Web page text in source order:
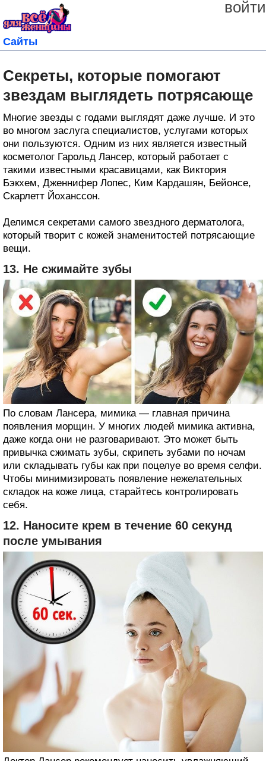
войти
Сайты
Секреты, которые помогают
звездам выглядеть потрясающе
Многие звезды с годами выглядят даже лучше. И это
во многом заслуга специалистов, услугами которых
они пользуются. Одним из них является известный
косметолог Гарольд Лансер, который работает с
такими известными красавицами, как Виктория
Бэкхем, Дженнифер Лопес, Ким Кардашян, Бейонсе,
Скарлетт Йоханссон.
Делимся секретами самого звездного дерматолога,
который творит с кожей знаменитостей потрясающие
вещи.
13. Не сжимайте зубы
По словам Лансера, мимика — главная причина
появления морщин. У многих людей мимика активна,
даже когда они не разговаривают. Это может быть
привычка сжимать зубы, скрипеть зубами по ночам
или складывать губы как при поцелуе во время селфи.
Чтобы минимизировать появление нежелательных
складок на коже лица, старайтесь контролировать
себя.
12. Наносите крем в течение 60 секунд
после умывания